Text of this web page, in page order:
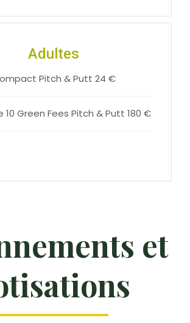
Adultes
Pitch & Putt 24 €
Green Fees Pitch & Putt 180 €
et